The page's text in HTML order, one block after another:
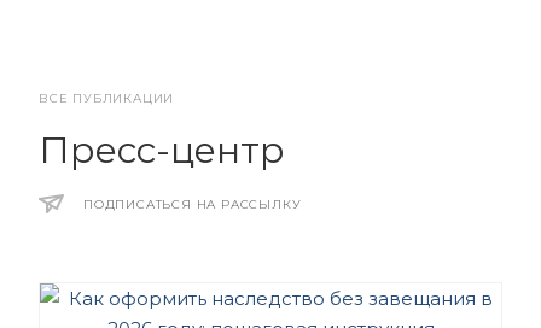
ВСЕ ПУБЛИКАЦИИ
Пресс-центр
ПОДПИСАТЬСЯ НА РАССЫЛКУ